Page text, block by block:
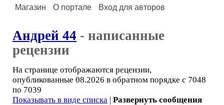
Магазин
О портале Вход для авторов
Андрей 44 - написанные
рецензии
На странице отображаются рецензии,
опубликованные 08.2026 в обратном порядке с 7048
по 7039
Показывать в виде списка | Развернуть сообщения